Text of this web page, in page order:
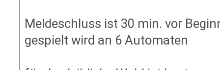
Meldeschluss ist 30 min. vor
gespielt wird an 6 Automaten